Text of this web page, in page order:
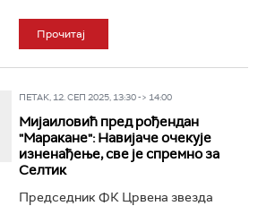
Прочитај
ПЕТАК, 12. СЕП 2025, 13:30 -> 14:00
Мијаиловић пред рођендан
"Маракане": Навијаче очекује
изненађење, све је спремно за
Селтик
Председник ФК Црвена звезда